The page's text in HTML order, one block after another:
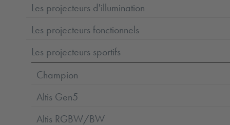
Les projecteurs d'illumination
Les projecteurs fonctionnels
Les projecteurs sportifs
Champion
Altis Gen5
Altis RGBW/BW